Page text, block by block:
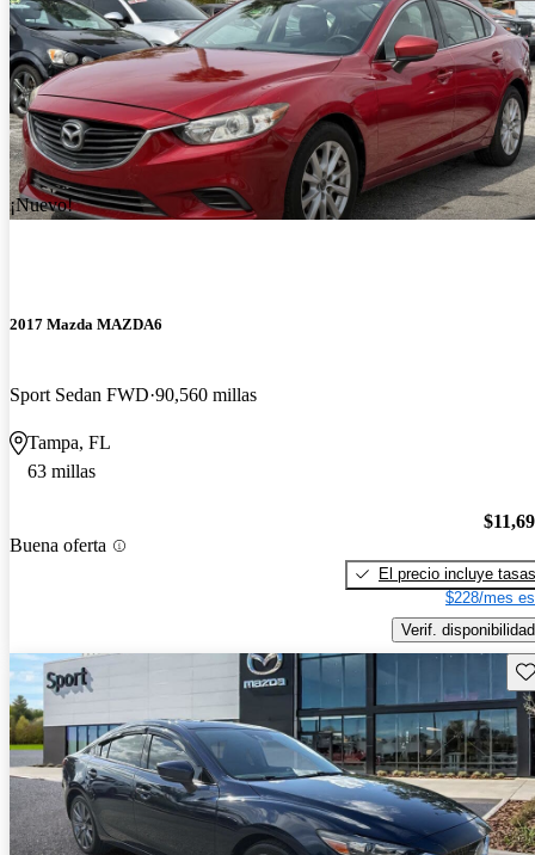
¡Nuevo!
2017 Mazda MAZDA6
Sport Sedan FWD 90,560 millas
Tampa, FL
63 millas
Buena oferta
El precio incluye tasas
$228/mes
Verif. disponibilidad